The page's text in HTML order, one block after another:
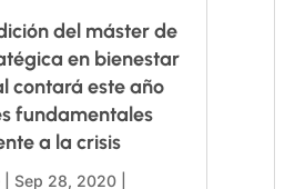
del máster de
en bienestar
contará este año
fundamentales
a la crisis
|Sep 28, 2020